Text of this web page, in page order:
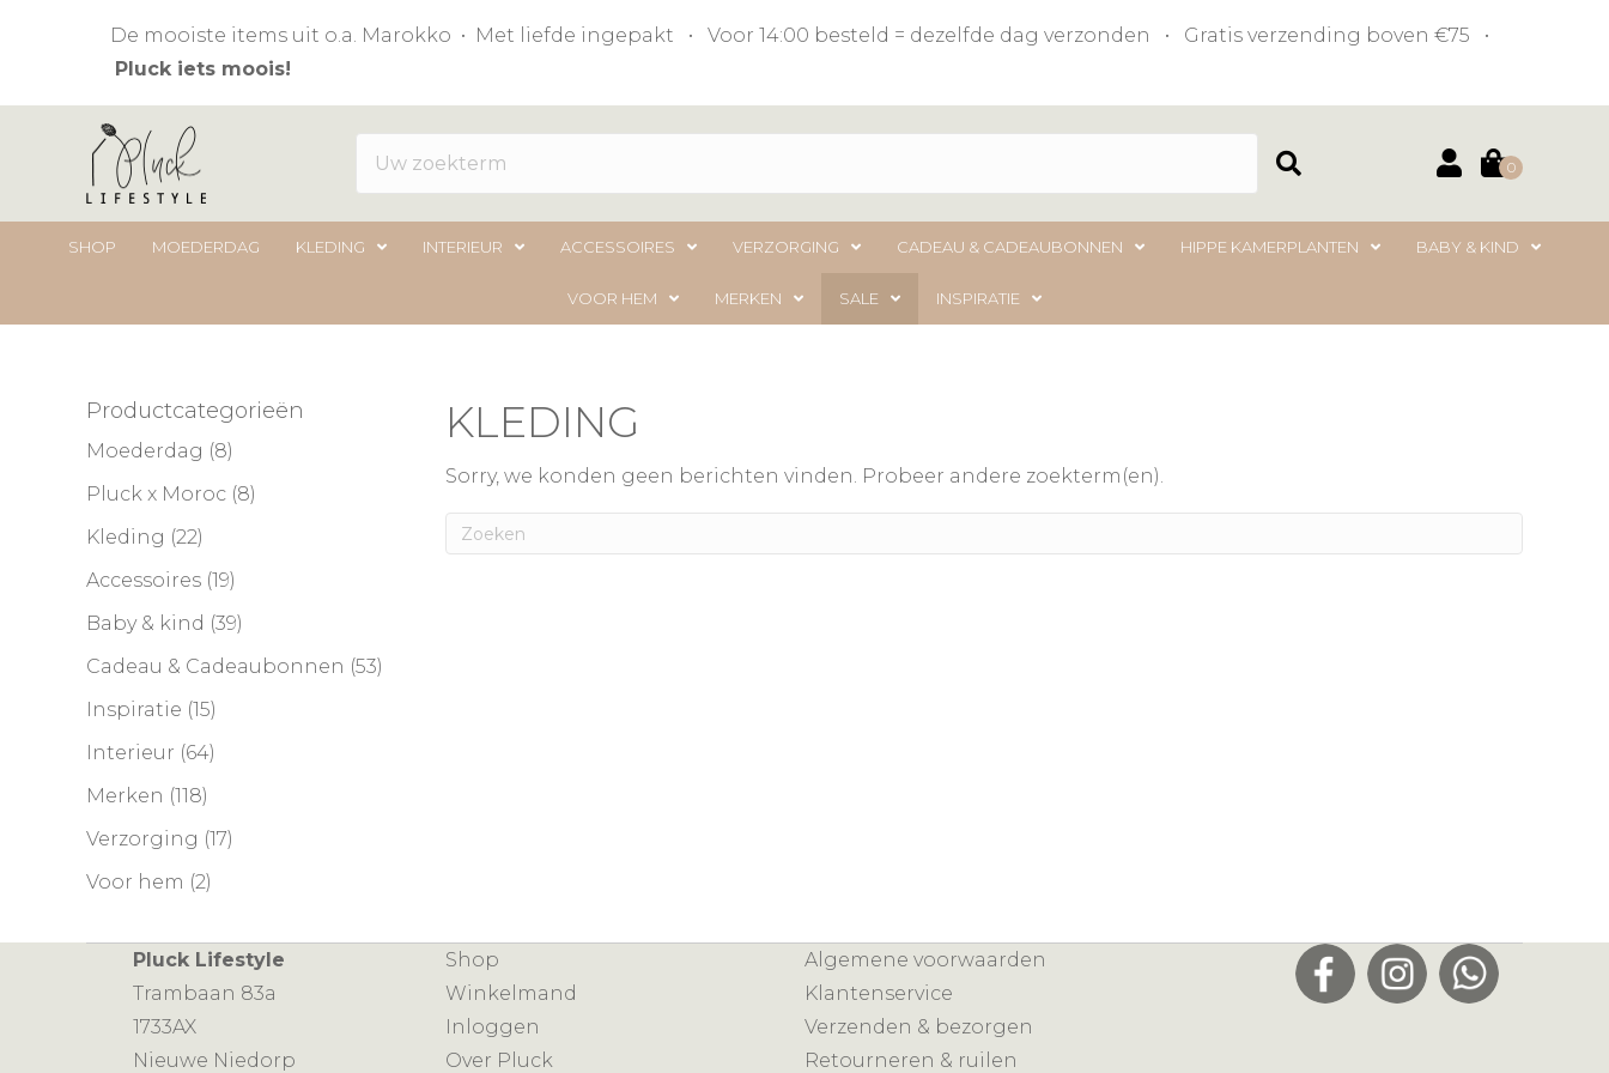
De mooiste items uit o.a. Marokko • Met liefde ingepakt • Voor 14:00 besteld = dezelfde dag verzonden • Gratis verzending boven €75 •
Pluck iets moois!
0
SHOP MOEDERDAG KLEDING INTERIEUR ACCESSOIRES VERZORGING CADEAU & CADEAUBONNEN HIPPE KAMERPLANTEN BABY & KIND
VOOR HEM MERKEN SALE INSPIRATIE
Productcategorieën
Moederdag (8)
Pluck x Moroc (8)
Kleding (22)
Accessoires (19)
Baby & kind (39)
Cadeau & Cadeaubonnen (53)
Inspiratie (15)
Interieur (64)
Merken (118)
Verzorging (17)
Voor hem (2)
KLEDING
Sorry, we konden geen berichten vinden. Probeer andere zoekterm(en).
Pluck Lifestyle
Trambaan 83a
1733AX
Nieuwe Niedorp
Shop
Winkelmand
Inloggen
Over Pluck
Algemene voorwaarden
Klantenservice
Verzenden & bezorgen
Retourneren & ruilen